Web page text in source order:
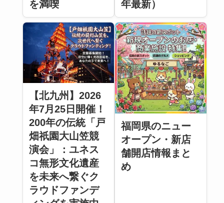
を満喫
年最新）
【北九州】2026
年7月25日開催！
200年の伝統「戸
畑祇園大山笠競
演会」：ユネス
コ無形文化遺産
を未来へ繋ぐク
ラウドファンデ
福岡県のニュー
オープン・新店
舗開店情報まと
め